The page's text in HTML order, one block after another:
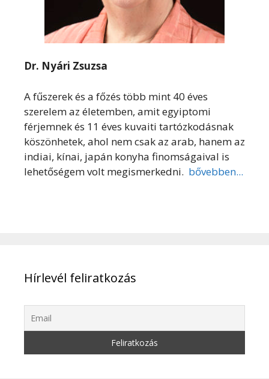
Dr. Nyári Zsuzsa
A fűszerek és a főzés több mint 40 éves
szerelem az életemben, amit egyiptomi
férjemnek és 11 éves kuvaiti tartózkodásnak
köszönhetek, ahol nem csak az arab, hanem az
indiai, kínai, japán konyha finomságaival is
lehetőségem volt megismerkedni. bővebben...
Hírlevél feliratkozás